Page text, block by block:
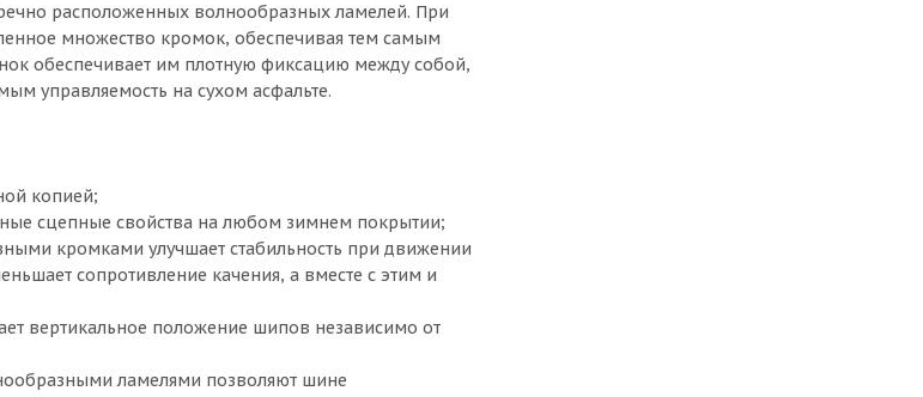
расположенных волнообразных ламелей. При
множество кромок, обеспечивая тем самым
обеспечивает им плотную фиксацию между собой,
управляемость на сухом асфальте.
копией;
сцепные свойства на любом зимнем покрытии;
кромками улучшает стабильность при движении
сопротивление качения, а вместе с этим и
вертикальное положение шипов независимо от
ламелями позволяют шине